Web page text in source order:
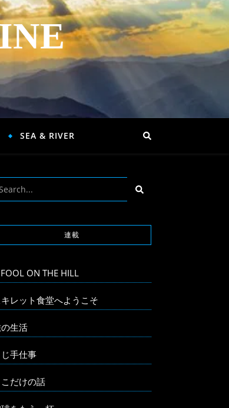
SEA & RIVER
連載
ON THE HILL
レット食堂へようこそ
生活
じ手仕事
こだけの話